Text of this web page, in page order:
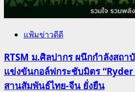
แฟ้มข่าวดีดี
RTSM ม.ศิลปากร ผนึกกำลังสถ
แข่งขันกอล์ฟกระชับมิตร “Ryder
สานสัมพันธ์ไทย-จีน ยั่งยืน